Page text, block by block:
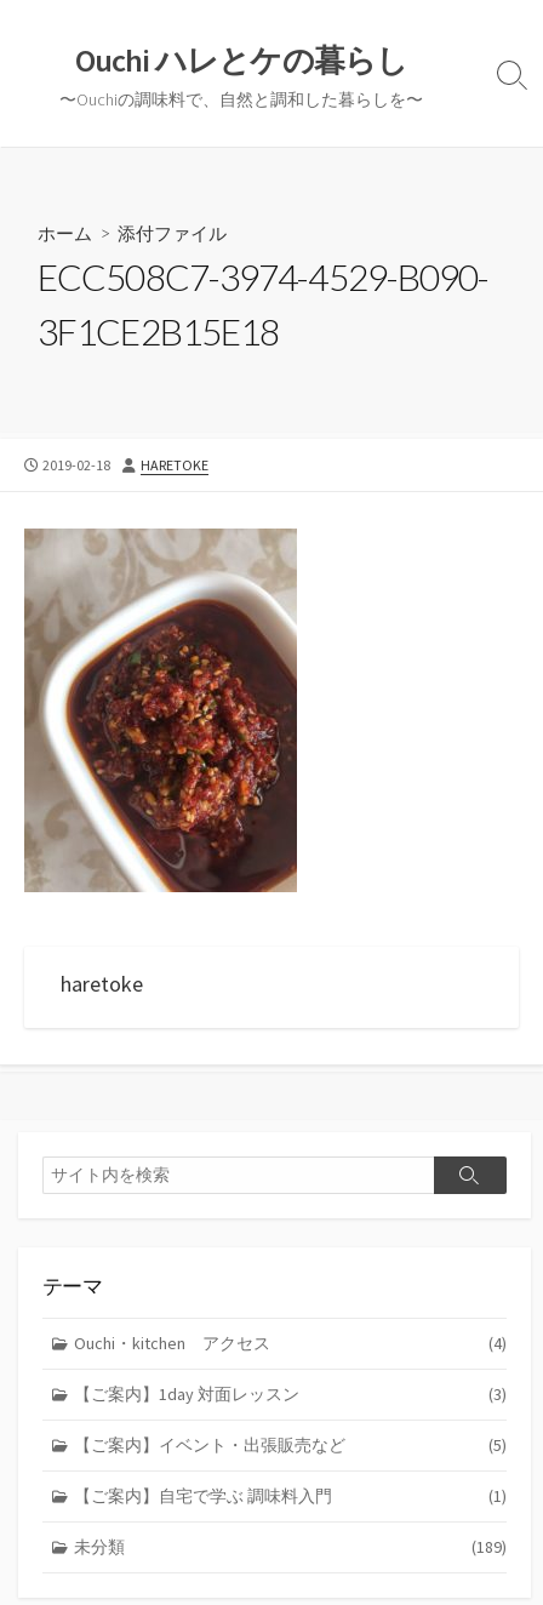
Ouchi ハレとケの暮らし
〜Ouchiの調味料で、自然と調和した暮らしを〜
検
ホーム > 添付ファイル
ECC508C7-3974-4529-B090-
3F1CE2B15E18
公
2019-02-18
投
HARETOKE
haretoke
検
索
検
テーマ
Ouchi・kitchen アクセス (4)
【ご案内】1day 対面レッスン (3)
【ご案内】イベント・出張販売など (5)
【ご案内】自宅で学ぶ 調味料入門 (1)
未分類 (189)